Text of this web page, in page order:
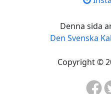
Denna sida
Den Svenska
Copyright ©